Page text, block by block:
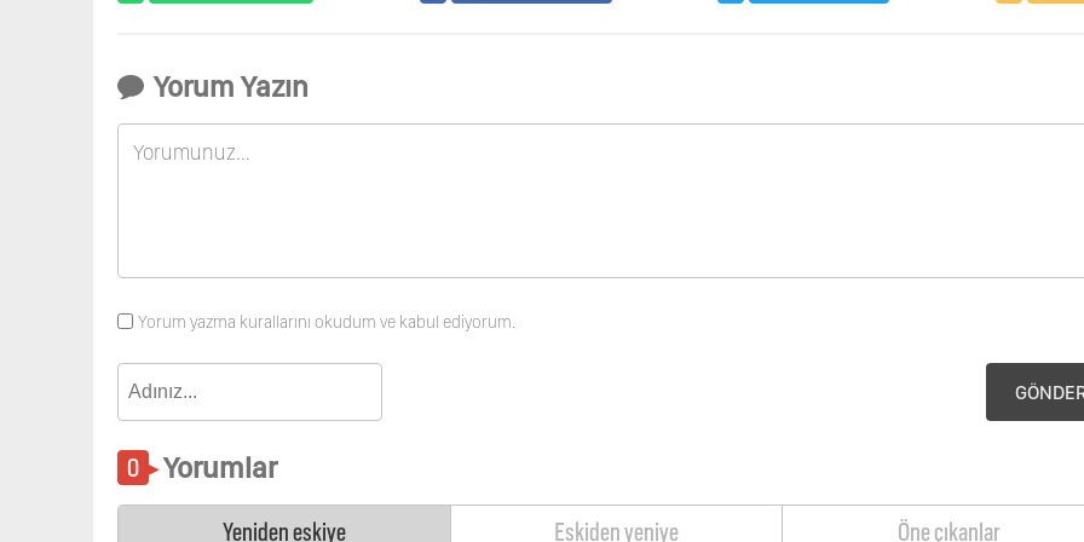
Yorum Yazın
Yorum yazma kurallarını okudum ve kabul ediyorum.
Yorumlar
Yeniden eskiye Eskiden yeniye Öne çıkanlar